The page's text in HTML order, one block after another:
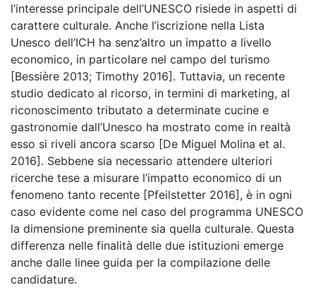
l’interesse principale dell’UNESCO risiede in aspetti di
carattere culturale. Anche l’iscrizione nella Lista
Unesco dell’ICH ha senz’altro un impatto a livello
economico, in particolare nel campo del turismo
[Bessière 2013; Timothy 2016]. Tuttavia, un recente
studio dedicato al ricorso, in termini di marketing, al
riconoscimento tributato a determinate cucine e
gastronomie dall’Unesco ha mostrato come in realtà
esso si riveli ancora scarso [De Miguel Molina et al.
2016]. Sebbene sia necessario attendere ulteriori
ricerche tese a misurare l’impatto economico di un
fenomeno tanto recente [Pfeilstetter 2016], è in ogni
caso evidente come nel caso del programma UNESCO
la dimensione preminente sia quella culturale. Questa
differenza nelle finalità delle due istituzioni emerge
anche dalle linee guida per la compilazione delle
candidature.